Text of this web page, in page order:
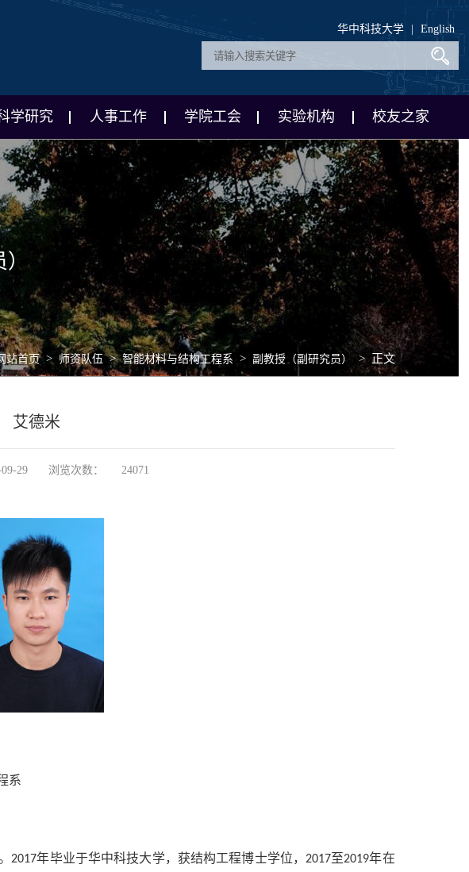
华中科技大学 English
学研究 人事工作 学院工会 实验机构 校友之家
）
站首页 > 师资队伍 > 智能材料与结构工程系 > 副教授（副研究员） >正文
艾德米
29 浏览次数： 24071
系
2017年毕业于华中科技大学，获结构工程博士学位， 2017至2019年在